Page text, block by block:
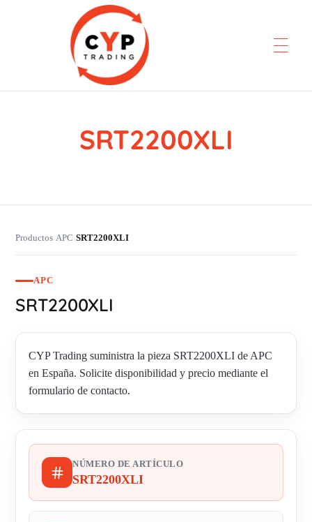
CYP Trading
Professionelle Ersatzteilbeschaffung
SRT2200XLI
Productos›APC›SRT2200XLI
APC
SRT2200XLI
CYP Trading suministra la pieza SRT2200XLI de APC
en España. Solicite disponibilidad y precio mediante el
formulario de contacto.
NÚMERO DE ARTÍCULO
SRT2200XLI